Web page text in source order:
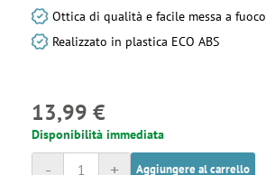
Ottica di qualità e facile messa a fuoco
Realizzato in plastica ECO ABS
13,99 €
Disponibilità immediata
+
- Aggiungere al carrello